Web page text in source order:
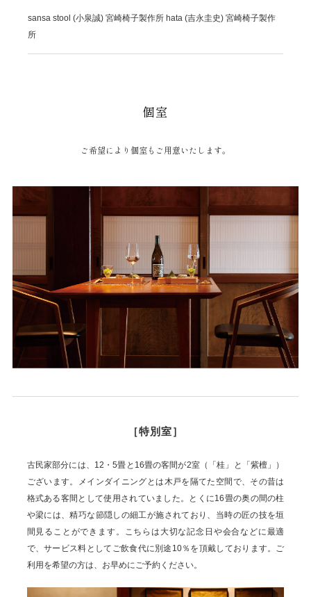
sansa stool (小泉誠) 宮崎椅子製作所 hata (吉永圭史) 宮崎椅子製作
所
個室
ご希望により個室もご用意いたします。
［特別室］
古民家部分には、12・5畳と16畳の客間が2室（「桂」と「紫檀」）
ございます。メインダイニングとは木戸を隔てた空間で、その昔は
格式ある客間として使用されていました。とくに16畳の奥の間の柱
や梁には、精巧な節隠しの細工が施されており、当時の匠の技を垣
間見ることができます。こちらは大切な記念日や会合などに最適
で、サービス料としてご飲食代に別途10％を頂戴しております。ご
利用を希望の方は、お早めにご予約ください。